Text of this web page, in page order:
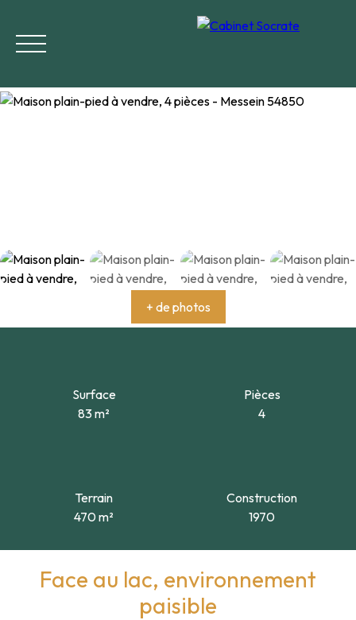
Estimation+ de photos
Surface
83m²
Pièces
4
Terrain
470m²
Construction
1970
Face au lac, environnement
paisible